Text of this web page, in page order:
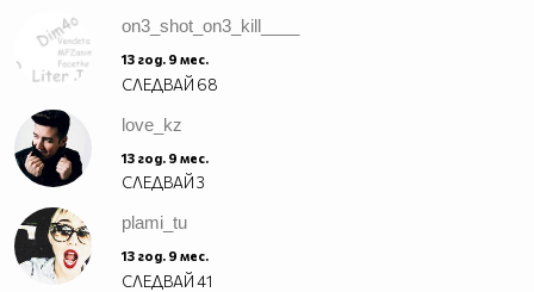
on3_shot_on3_kill____
13 год. 9 мес.
СЛЕДВАЙ 68
love_kz
13 год. 9 мес.
СЛЕДВАЙ3
plami_tu
13 год. 9 мес.
СЛЕДВАЙ41